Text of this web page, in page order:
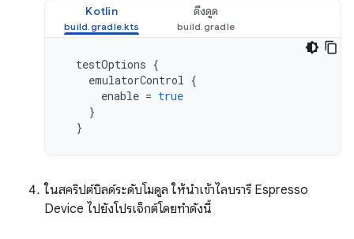
Kotlin ดึงดูด
testOptions {
emulatorControl {
enable = true
}
}
ในสคริปต์บิลด์ระดับโมดูล ให้นำเข้าไลบรารี Espresso
Device ไปยังโปรเจ็กต์โดยทำดังนี้